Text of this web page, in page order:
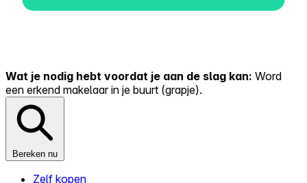
Wat je nodig hebt voordat je aan de slag kan: Word
een erkend makelaar in je buurt (grapje).
Bereken nu
Zelf kopen